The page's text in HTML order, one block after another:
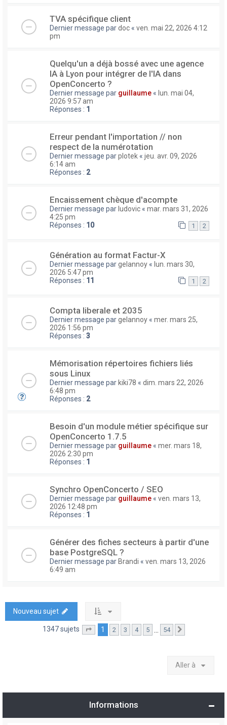
TVA spécifique client
Dernier message pardoc « ven. mai 22, 2026 4:12
pm
Quelqu'un a déjà bossé avec une agence
IA à Lyon pour intégrer de l'IA dans
OpenConcerto ?
Dernier message par guillaume « lun. mai 04,
2026 9:57 am
Réponses : 1
Erreur pendant l'importation // non
respect de la numérotation
Dernier message parplotek « jeu. avr. 09, 2026
6:14 am
Réponses : 2
Encaissement chèque d'acompte
Dernier message par ludovic « mar. mars 31, 2026
4:25 pm
Réponses : 10 1 2
Génération au format Factur-X
Dernier message pargelannoy « lun. mars 30,
2026 5:47 pm
Réponses : 11 1 2
Compta liberale et 2035
Dernier message pargelannoy « mer. mars 25,
2026 1:56 pm
Réponses : 3
Mémorisation répertoires fichiers liés
sous Linux
Dernier message par kiki78 « dim. mars 22, 2026
6:48 pm
Réponses : 2
Besoin d'un module métier spécifique sur
OpenConcerto 1.7.5
Dernier message par guillaume « mer. mars 18,
2026 2:30 pm
Réponses : 1
Synchro OpenConcerto / SEO
Dernier message par guillaume « ven. mars 13,
2026 12:48 pm
Réponses : 1
Générer des fiches secteurs à partir d'une
base PostgreSQL ?
Dernier message par Brandi « ven. mars 13, 2026
6:49 am
Nouveau sujet
1347 sujets Page sur54
1 2 3 4 5 54
Aller à
Informations